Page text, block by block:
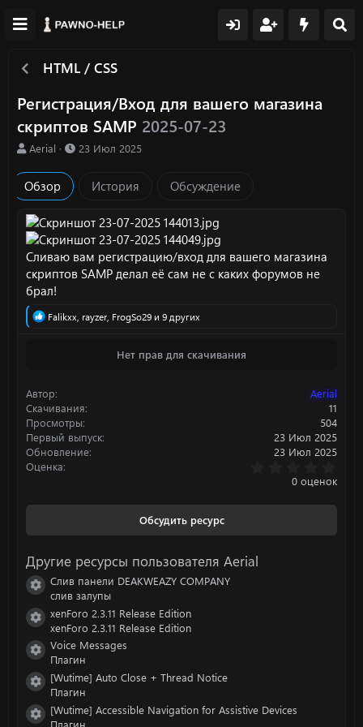
HTML / CSS
Регистрация/Вход для вашего магазина
скриптов SAMP 2025-07-23
А
т
о
Aerial
Д
о
з
а
н
23 Июл 2025
Обзор История Обсуждение
Сливаю вам регистрацию/вход для вашего магазина
скриптов SAMP делал её сам не с каких форумов не
брал!
Р
и
:
Falikxx, rayzer, FrogSo29 и 9 других
Нет прав для скачивания
Автор
Aerial
Скачивания
11
Просмотры
504
Первый выпуск
23 Июл 2025
Обновление
23 Июл 2025
Оценка
.
0
0 оценок
Обсудить ресурс
Другие ресурсы пользователя Aerial
Иконка ресурса
Слив панели DEAKWEAZY COMPANY
слив залупы
Иконка ресурса
xenForo 2.3.11 Release Edition
xenForo 2.3.11 Release Edition
Иконка ресурса
Voice Messages
Плагин
Иконка ресурса
[Wutime] Auto Close + Thread Notice
Плагин
Иконка ресурса
[Wutime] Accessible Navigation for Assistive Devices
Плагин